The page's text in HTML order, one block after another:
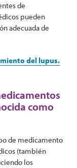
de
pueden
adecuada de
del lupus.
como
de medicamento
(también
los